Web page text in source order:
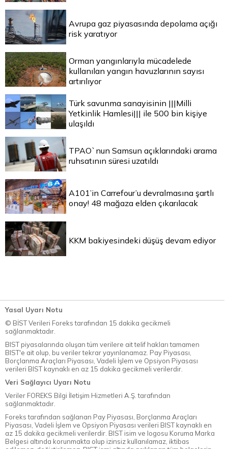
Avrupa gaz piyasasında depolama açığı
risk yaratıyor
Orman yangınlarıyla mücadelede
kullanılan yangın havuzlarının sayısı
artırılıyor
Türk savunma sanayisinin |||Milli
Yetkinlik Hamlesi||| ile 500 bin kişiye
ulaşıldı
TPAO`nun Samsun açıklarındaki arama
ruhsatının süresi uzatıldı
A101’in Carrefour’u devralmasına şartlı
onay! 48 mağaza elden çıkarılacak
KKM bakiyesindeki düşüş devam ediyor
Yasal Uyarı Notu
© BİST Verileri Foreks tarafından 15 dakika gecikmeli
sağlanmaktadır.
BIST piyasalarında oluşan tüm verilere ait telif hakları tamamen
BIST'e ait olup, bu veriler tekrar yayınlanamaz. Pay Piyasası,
Borçlanma Araçları Piyasası, Vadeli İşlem ve Opsiyon Piyasası
verileri BIST kaynaklı en az 15 dakika gecikmeli verilerdir.
Veri Sağlayıcı Uyarı Notu
Veriler FOREKS Bilgi İletişim Hizmetleri A.Ş. tarafından
sağlanmaktadır.
Foreks tarafından sağlanan Pay Piyasası, Borçlanma Araçları
Piyasası, Vadeli İşlem ve Opsiyon Piyasası verileri BIST kaynaklı en
az 15 dakika gecikmeli verilerdir. BIST isim ve logosu Koruma Marka
Belgesi altında korunmakta olup izinsiz kullanılamaz, iktibas